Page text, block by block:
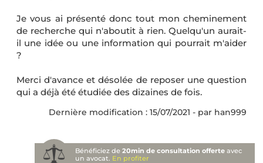
Je vous ai présenté donc tout mon cheminement
de recherche qui n'aboutit à rien. Quelqu'un aurait-
il une idée ou une information qui pourrait m'aider
?
Merci d'avance et désolée de reposer une question
qui a déjà été étudiée des dizaines de fois.
Dernière modification : 15/07/2021 - par han999
Bénéficiez de20min de consultation offerte avec
un avocat. En profiter